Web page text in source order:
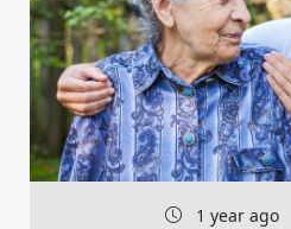
1 year ago